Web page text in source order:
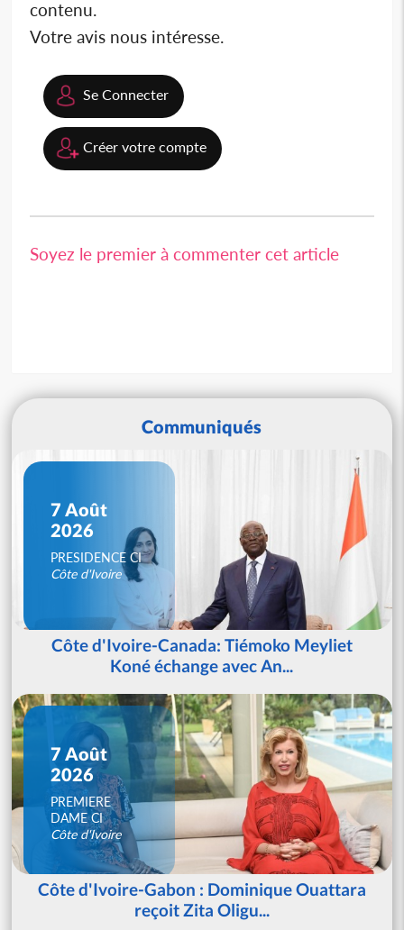
contenu.
Votre avis nous intéresse.
Se Connecter
Créer votre compte
Soyez le premier à commenter cet article
Communiqués
7 Août
2026
PRESIDENCE CI
Côte d'Ivoire
Côte d'Ivoire-Canada: Tiémoko Meyliet
Koné échange avec An...
7 Août
2026
PREMIERE
DAME CI
Côte d'Ivoire
Côte d'Ivoire-Gabon : Dominique Ouattara
reçoit Zita Oligu...